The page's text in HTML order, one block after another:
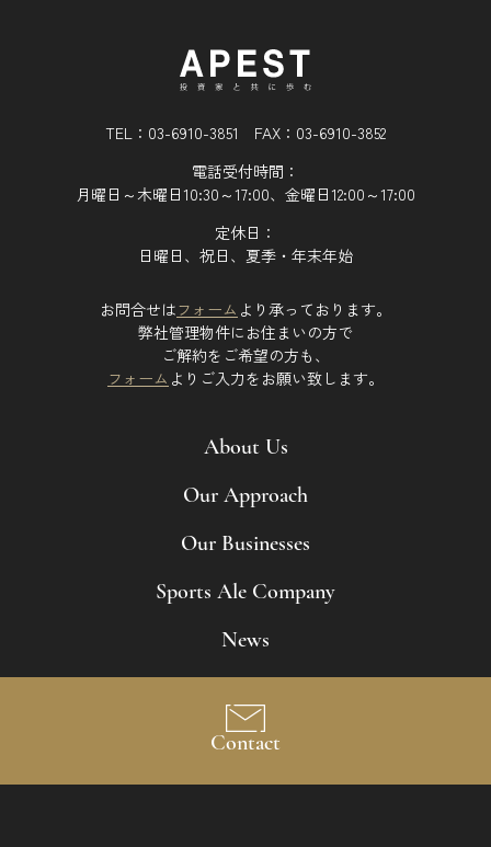
TEL：03-6910-3851 FAX：03-6910-3852
電話受付時間：
月曜日～木曜日10:30～17:00、金曜日12:00～17:00
定休日：
日曜日、祝日、夏季・年末年始
お問合せはフォーム より承っております。
弊社管理物件にお住まいの方で
ご解約をご希望の方も、
フォーム よりご入力をお願い致します。
About Us
Our Approach
Our Businesses
Sports Ale Company
News
Contact